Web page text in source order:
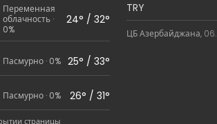
Переменная
облачность ·
0%
24° / 32°
Пасмурно · 0% 25° / 33°
Пасмурно · 0% 26° / 31°
страницы
TRY
ЦБ Азербайджана,